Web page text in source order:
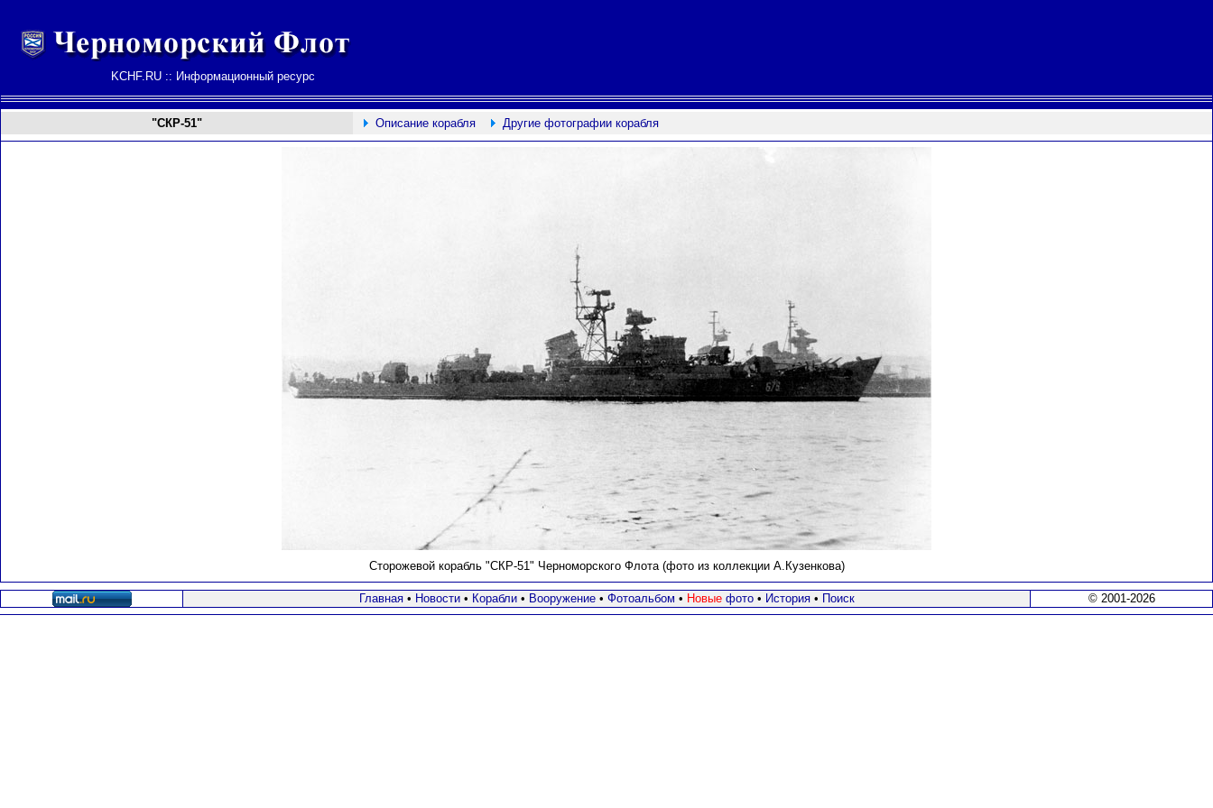
KCHF.RU :: Информационный ресурс
"СКР-51" Описание корабля Другие фотографии корабля
Сторожевой корабль "СКР-51" Черноморского Флота (фото из коллекции А.Кузенкова)
Главная• Новости• Корабли• Вооружение • Фотоальбом • Новыефото • История• Поиск © 2001-2026